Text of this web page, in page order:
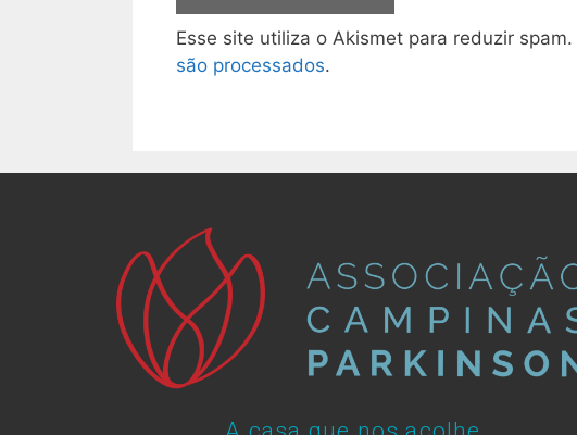
Esse site utiliza o Akismet para reduzir spam.
são processados.